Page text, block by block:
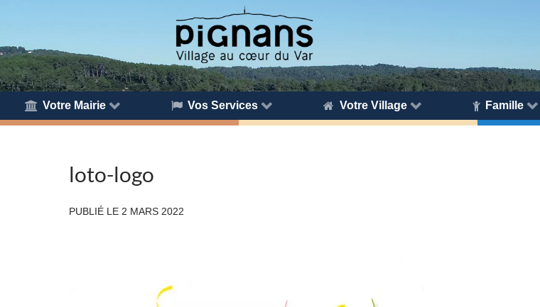
Votre Mairie Vos Services Votre Village Famille
loto-logo
PUBLIÉ LE 2 MARS 2022